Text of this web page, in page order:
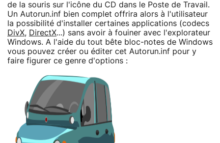
de la souris sur l'icône du CD dans le Poste de Travail.
Un Autorun.inf bien complet offrira alors à l'utilisateur
la possibilité d'installer certaines applications (codecs
DivX, DirectX...) sans avoir à fouiner avec l'explorateur
Windows. A l'aide du tout bête bloc-notes de Windows
vous pouvez créer ou éditer cet Autorun.inf pour y
faire figurer ce genre d'options :